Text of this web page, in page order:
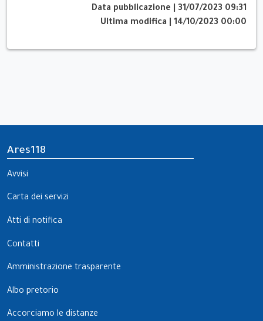
Data pubblicazione
31/07/2023 09:31
Ultima modifica
14/10/2023 00:00
Ares118
Avvisi
Carta dei servizi
Atti di notifica
Contatti
Amministrazione trasparente
Albo pretorio
Accorciamo le distanze